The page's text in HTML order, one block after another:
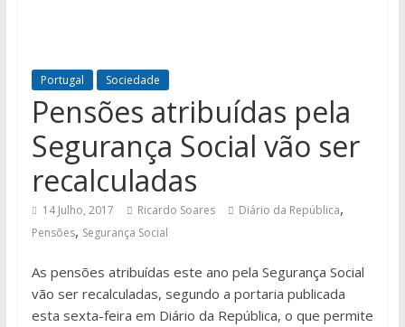
Portugal Sociedade
Pensões atribuídas pela
Segurança Social vão ser
recalculadas
14 Julho, 2017 Ricardo Soares Diário da República,
Pensões, Segurança Social
As pensões atribuídas este ano pela Segurança Social
vão ser recalculadas, segundo a portaria publicada
esta sexta-feira em Diário da República, o que permite